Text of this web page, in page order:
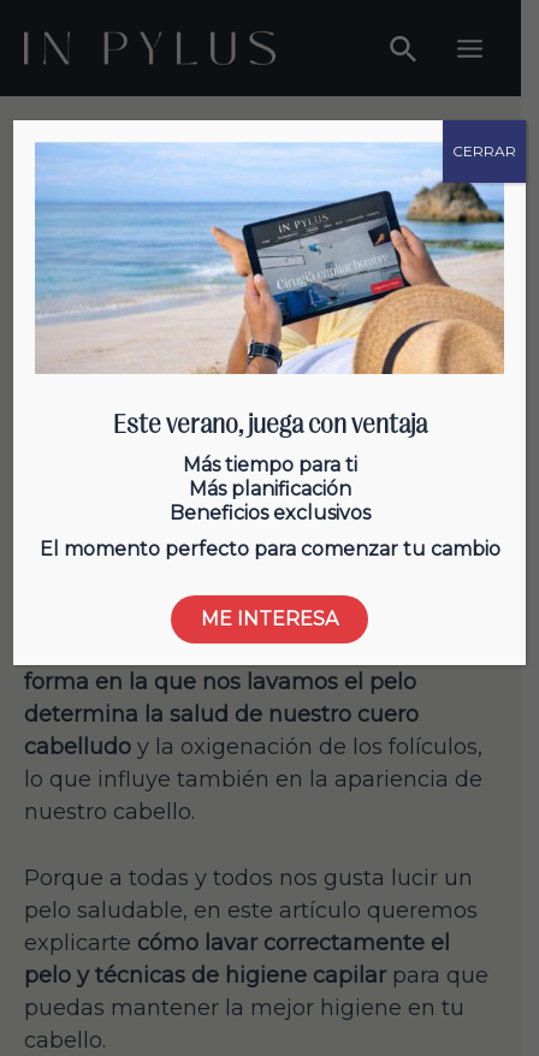
contenido
Menu
Salud Capilar
Técnicas de higiene capilar para
lavar bien tu pelo
mantener nuestro pelo fuerte y brillante, y
aunque nos parezca algo rutinario,
forma en la que nos lavamos el pelo
determina la salud de nuestro cuero
cabelludo y la oxigenación de los folículos,
lo que influye también en la apariencia de
nuestro cabello.
Porque a todas y todos nos gusta lucir un
pelo saludable, en este artículo queremos
explicarte cómo lavar correctamente el
pelo y técnicas de higiene capilarpara que
puedas mantener la mejor higiene en tu
cabello.
Este verano, juega con ventaja
Más tiempo para ti
Más planificación
Beneficios exclusivos
El momento perfecto para comenzar tu cambio
ME INTERESA
CERRAR